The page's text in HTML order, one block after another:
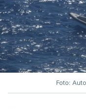
Foto: